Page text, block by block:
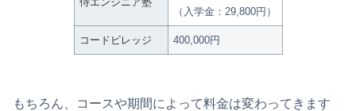
（入学金：29,800円）
コードビレッジ 400,000円
もちろん、コースや期間によって料金は変わってきます